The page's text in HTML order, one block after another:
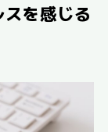
を感じる